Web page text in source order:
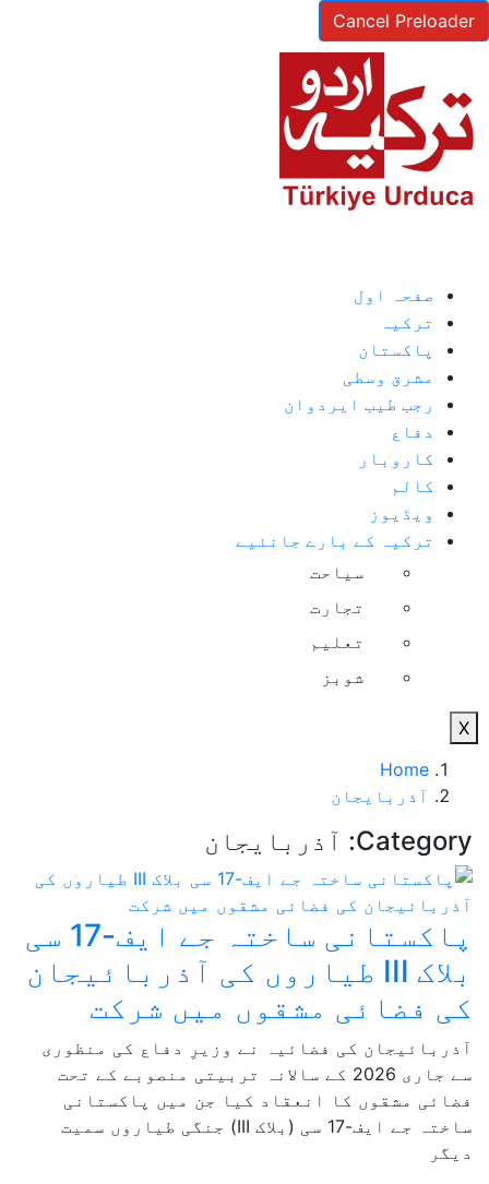
Cancel Preloader
صفحہ اول
ترکیہ
پاکستان
مشرق وسطی
رجب طیب ایردوان
دفاع
کاروبار
کالم
ویڈیوز
ترکیہ کے بارے جانئیے
سیاحت
تجارت
تعلیم
شوبز
X
Home
آذربایجان
Category: آذربایجان
پاکستانی ساختہ جے ایف-17 سی
بلاک III طیاروں کی آذربائیجان
کی فضائی مشقوں میں شرکت
آذربائیجان کی فضائیہ نے وزیرِ دفاع کی منظوری
سے جاری 2026 کے سالانہ تربیتی منصوبے کے تحت
فضائی مشقوں کا انعقاد کیا جن میں پاکستانی
ساختہ جے ایف-17 سی (بلاک III) جنگی طیاروں سمیت
دیگر